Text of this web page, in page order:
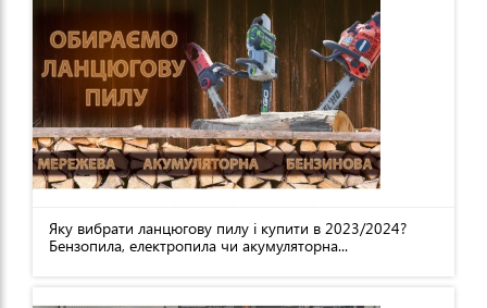
Яку вибрати ланцюгову пилу і купити в 2023/2024?
Бензопила, електропила чи акумуляторна...